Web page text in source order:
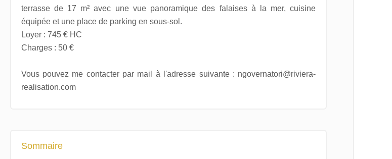
terrasse de 17 m² avec une vue panoramique des falaises à la mer, cuisine
équipée et une place de parking en sous-sol.
Loyer : 745 € HC
Charges : 50 €
Vous pouvez me contacter par mail à l'adresse suivante : ngovernatori@riviera-
realisation.com
Sommaire